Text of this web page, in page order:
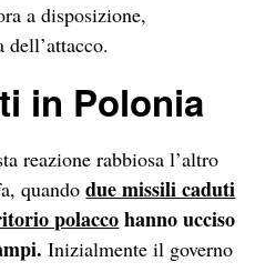
a disposizione,
in Polonia
reazione rabbiosa l’altro
quandodue missili caduti
polacco hanno ucciso
Inizialmente il governo